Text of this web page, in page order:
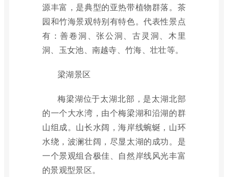
源丰富，是典型的亚热带植物群落。茶
园和竹海景观特别有特色。代表性景点
有：善卷洞、张公洞、古灵洞、木里
洞、玉女池、南越寺、竹海、壮壮等。
梁湖景区
梅梁湖位于太湖北部，是太湖北部
的一个大水湾，由个梅梁湖和沿湖的群
山组成。山长水阔，海岸线蜿蜒，山环
水绕，波澜壮阔，尽显太湖的成功。是
一个景观组合极佳、自然岸线风光丰富
的景观型景区。